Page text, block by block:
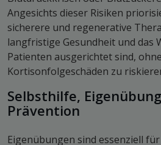
Angesichts dieser Risiken
sicherere und regenerative
langfristige Gesundheit und das
Patienten ausgerichtet sind,
Kortisonfolgeschäden zu
Selbsthilfe,
Prävention
Eigenübungen sind essenziell für